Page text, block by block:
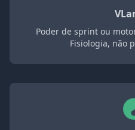
Poder de sprint ou
Fisiologia, não